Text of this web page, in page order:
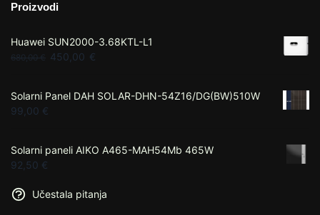
Proizvodi
Huawei SUN2000-3.68KTL-L1
680,00€ 450,00 €
Solarni Panel DAH SOLAR-DHN-54Z16/DG(BW)510W
99,00 €
Solarni paneli AIKO A465-MAH54Mb 465W
92,50 €
Učestala pitanja